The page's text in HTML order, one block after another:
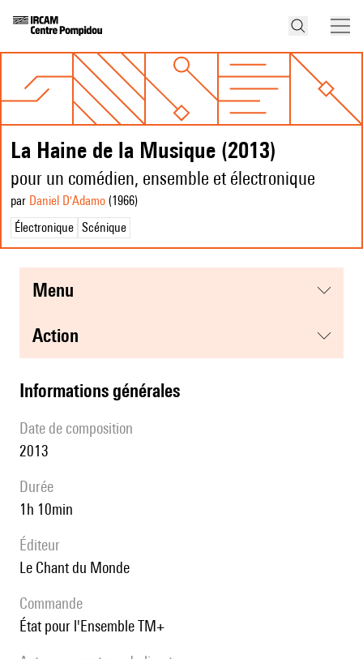
La Haine de la Musique (2013)
pour un comédien, ensemble et électronique
par Daniel D'Adamo (1966)
Électronique Scénique
menu
action
informations générales
date de composition
2013
durée
1h 10min
éditeur
Le Chant du Monde
Commande
État pour l'Ensemble TM+